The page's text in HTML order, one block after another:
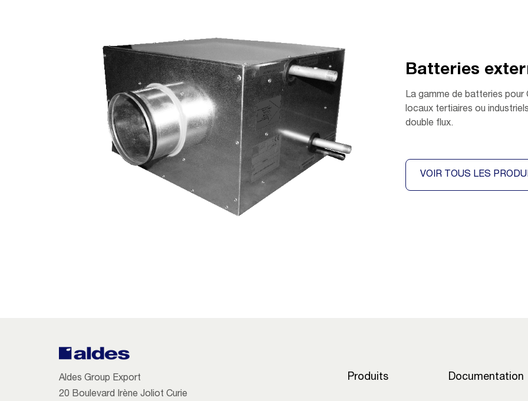
Batteries
La gamme de batteries
locaux tertiaires ou
double flux.
VOIR TOUS LES
Aldes Group Export
20 Boulevard Irène Joliot Curie
Produits Documentation